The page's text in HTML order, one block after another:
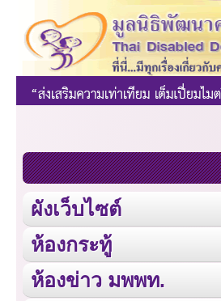
ผังเว็บไซต์
ห้องกระทู้
ห้องข่าว มพพท.